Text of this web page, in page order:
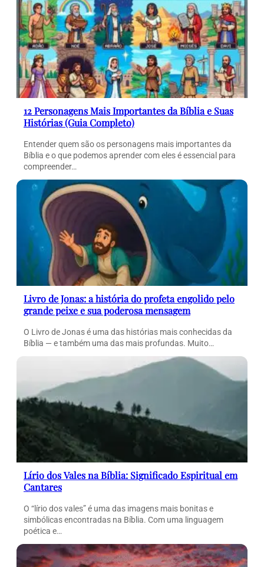
12 Personagens Mais Importantes da Bíblia e Suas
Histórias (Guia Completo)
Entender quem são os personagens mais importantes da
Bíblia e o que podemos aprender com eles é essencial para
compreender…
Livro de Jonas: a história do profeta engolido pelo
grande peixe e sua poderosa mensagem
O Livro de Jonas é uma das histórias mais conhecidas da
Bíblia — e também uma das mais profundas. Muito…
Lírio dos Vales na Bíblia: Significado Espiritual em
Cantares
O “lírio dos vales” é uma das imagens mais bonitas e
simbólicas encontradas na Bíblia. Com uma linguagem
poética e…